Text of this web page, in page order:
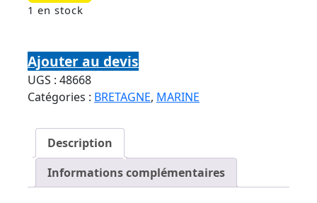
1 en stock
Pathé X 94 197 Chansons de la Marine à Voile
Ajouter au devis
UGS : 48668
Catégories : BRETAGNE, MARINE
Description
Informations complémentaires